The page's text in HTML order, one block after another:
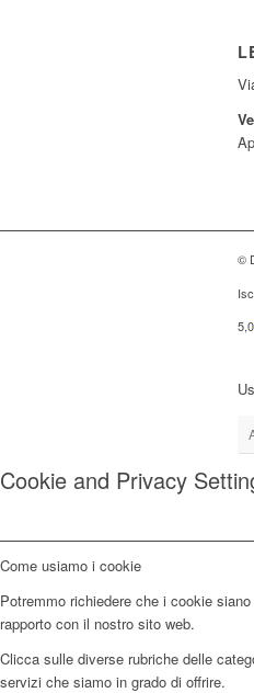
©
5,0
Cookie and Privacy
Come usiamo i cookie
Potremmo richiedere che i cookie
rapporto con il nostro sito web.
Clicca sulle diverse rubriche delle
servizi che siamo in grado di offrire.